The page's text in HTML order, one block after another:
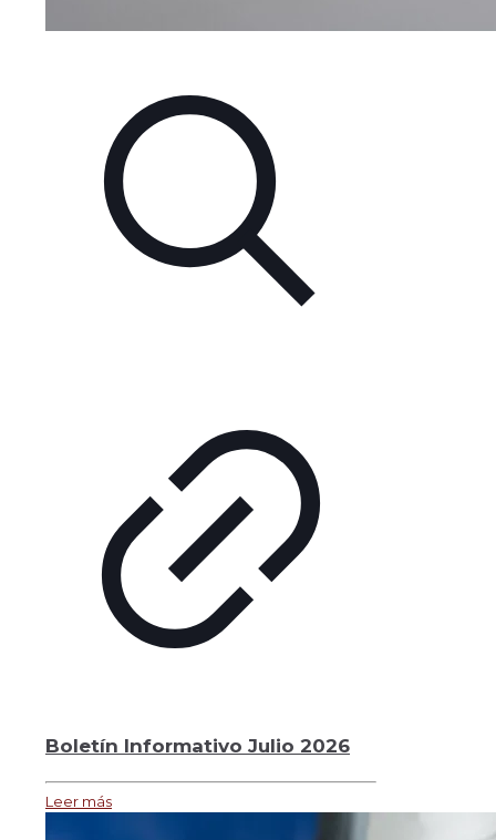
Boletín Informativo Julio 2026
Leer más